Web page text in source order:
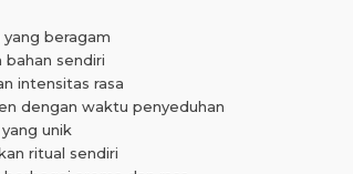
yang beragam
bahan sendiri
intensitas rasa
dengan waktu penyeduhan
unik
ritual sendiri